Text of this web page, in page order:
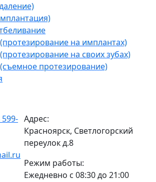
на имплантах)
на своих зубах)
протезирование)
599- Адрес:
Красноярск, Светлогорский
переулок д.8
Режим работы:
Ежедневно с 08:30 до 21:00